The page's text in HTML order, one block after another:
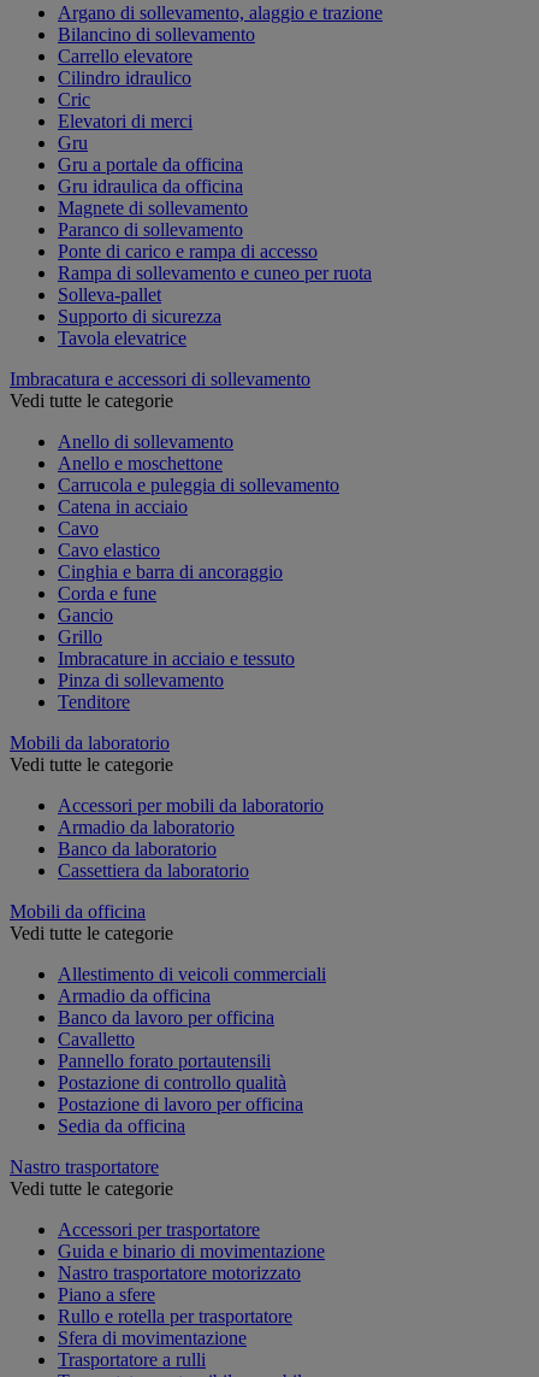
Argano di sollevamento, alaggio e trazione
Bilancino di sollevamento
Carrello elevatore
Cilindro idraulico
Cric
Elevatori di merci
Gru
Gru a portale da officina
Gru idraulica da officina
Magnete di sollevamento
Paranco di sollevamento
Ponte di carico e rampa di accesso
Rampa di sollevamento e cuneo per ruota
Solleva-pallet
Supporto di sicurezza
Tavola elevatrice
Imbracatura e accessori di sollevamento
Vedi tutte le categorie
Anello di sollevamento
Anello e moschettone
Carrucola e puleggia di sollevamento
Catena in acciaio
Cavo
Cavo elastico
Cinghia e barra di ancoraggio
Corda e fune
Gancio
Grillo
Imbracature in acciaio e tessuto
Pinza di sollevamento
Tenditore
Mobili da laboratorio
Vedi tutte le categorie
Accessori per mobili da laboratorio
Armadio da laboratorio
Banco da laboratorio
Cassettiera da laboratorio
Mobili da officina
Vedi tutte le categorie
Allestimento di veicoli commerciali
Armadio da officina
Banco da lavoro per officina
Cavalletto
Pannello forato portautensili
Postazione di controllo qualità
Postazione di lavoro per officina
Sedia da officina
Nastro trasportatore
Vedi tutte le categorie
Accessori per trasportatore
Guida e binario di movimentazione
Nastro trasportatore motorizzato
Piano a sfere
Rullo e rotella per trasportatore
Sfera di movimentazione
Trasportatore a rulli